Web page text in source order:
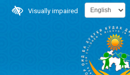
Visually impaired